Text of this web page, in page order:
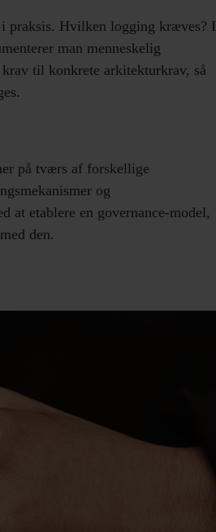
praksis. Hvilken logging kræves? I
man menneskelig
til konkrete arkitekturkrav, så
på tværs af forskellige
og
at etablere en governance-model,
den.